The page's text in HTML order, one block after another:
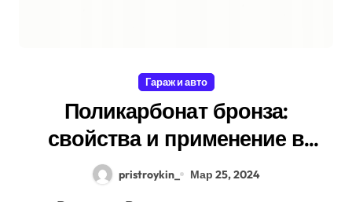
Гараж и авто
Поликарбонат бронза:
свойства и применение в
современной
pristroykin_ Мар 25, 2024